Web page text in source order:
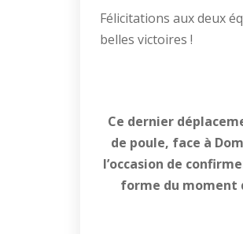
Félicitations aux deux
belles victoires !
Ce dernier
de poule, face à
l’occasion de
forme du moment